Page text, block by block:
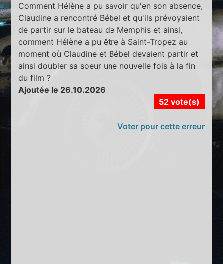
Comment Hélène a pu savoir qu'en son absence,
Claudine a rencontré Bébel et qu'ils prévoyaient
de partir sur le bateau de Memphis et ainsi,
comment Hélène a pu être à Saint-Tropez au
moment où Claudine et Bébel devaient partir et
ainsi doubler sa soeur une nouvelle fois à la fin
du film ?
Ajoutée le 26.10.2026
52 vote(s)
Voter pour cette erreur